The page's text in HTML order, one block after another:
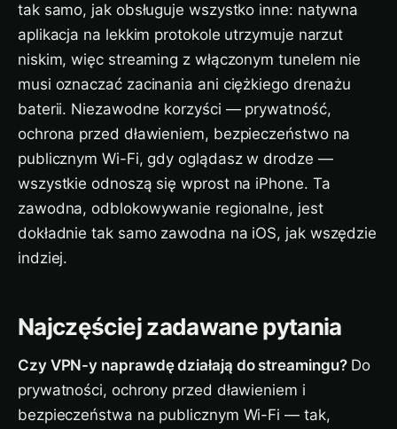
tak samo, jak obsługuje wszystko inne: natywna
aplikacja na lekkim protokole utrzymuje narzut
niskim, więc streaming z włączonym tunelem nie
musi oznaczać zacinania ani ciężkiego drenażu
baterii. Niezawodne korzyści — prywatność,
ochrona przed dławieniem, bezpieczeństwo na
publicznym Wi-Fi, gdy oglądasz w drodze —
wszystkie odnoszą się wprost na iPhone. Ta
zawodna, odblokowywanie regionalne, jest
dokładnie tak samo zawodna na iOS, jak wszędzie
indziej.
Najczęściej zadawane pytania
Czy VPN-y naprawdę działają do streamingu?Do
prywatności, ochrony przed dławieniem i
bezpieczeństwa na publicznym Wi-Fi — tak,